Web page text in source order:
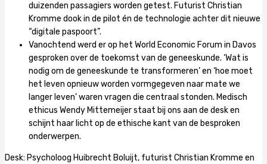
duizenden passagiers worden getest. Futurist Christian
Kromme dook in de pilot én de technologie achter dit nieuwe
“digitale paspoort”.
Vanochtend werd er op het World Economic Forum in Davos
gesproken over de toekomst van de geneeskunde. ‘Wat is
nodig om de geneeskunde te transformeren’ en ‘hoe moet
het leven opnieuw worden vormgegeven naar mate we
langer leven’ waren vragen die centraal stonden. Medisch
ethicus Wendy Mittemeijer staat bij ons aan de desk en
schijnt haar licht op de ethische kant van de besproken
onderwerpen.
Desk: Psycholoog Huibrecht Boluijt, futurist Christian Kromme en